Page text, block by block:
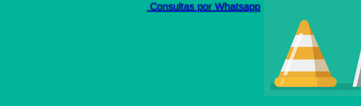
Consultas por Whatsapp